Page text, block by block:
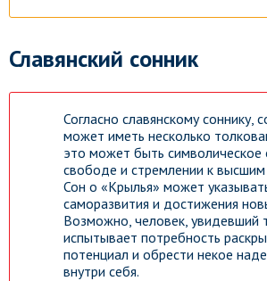
Славянский сонник
Согласно славянскому соннику,
может иметь несколько
это может быть символическое
свободе и стремлении к
Сон о «Крылья» может
саморазвития и достижения
Возможно, человек, увидевший
испытывает потребность
потенциал и обрести некое
внутри себя.